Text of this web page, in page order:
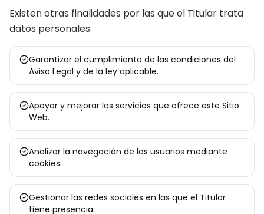
Existen otras finalidades por las que el Titular trata
datos personales:
Garantizar el cumplimiento de las condiciones del
Aviso Legal y de la ley aplicable.
Apoyar y mejorar los servicios que ofrece este Sitio
Web.
Analizar la navegación de los usuarios mediante
cookies.
Gestionar las redes sociales en las que el Titular
tiene presencia.